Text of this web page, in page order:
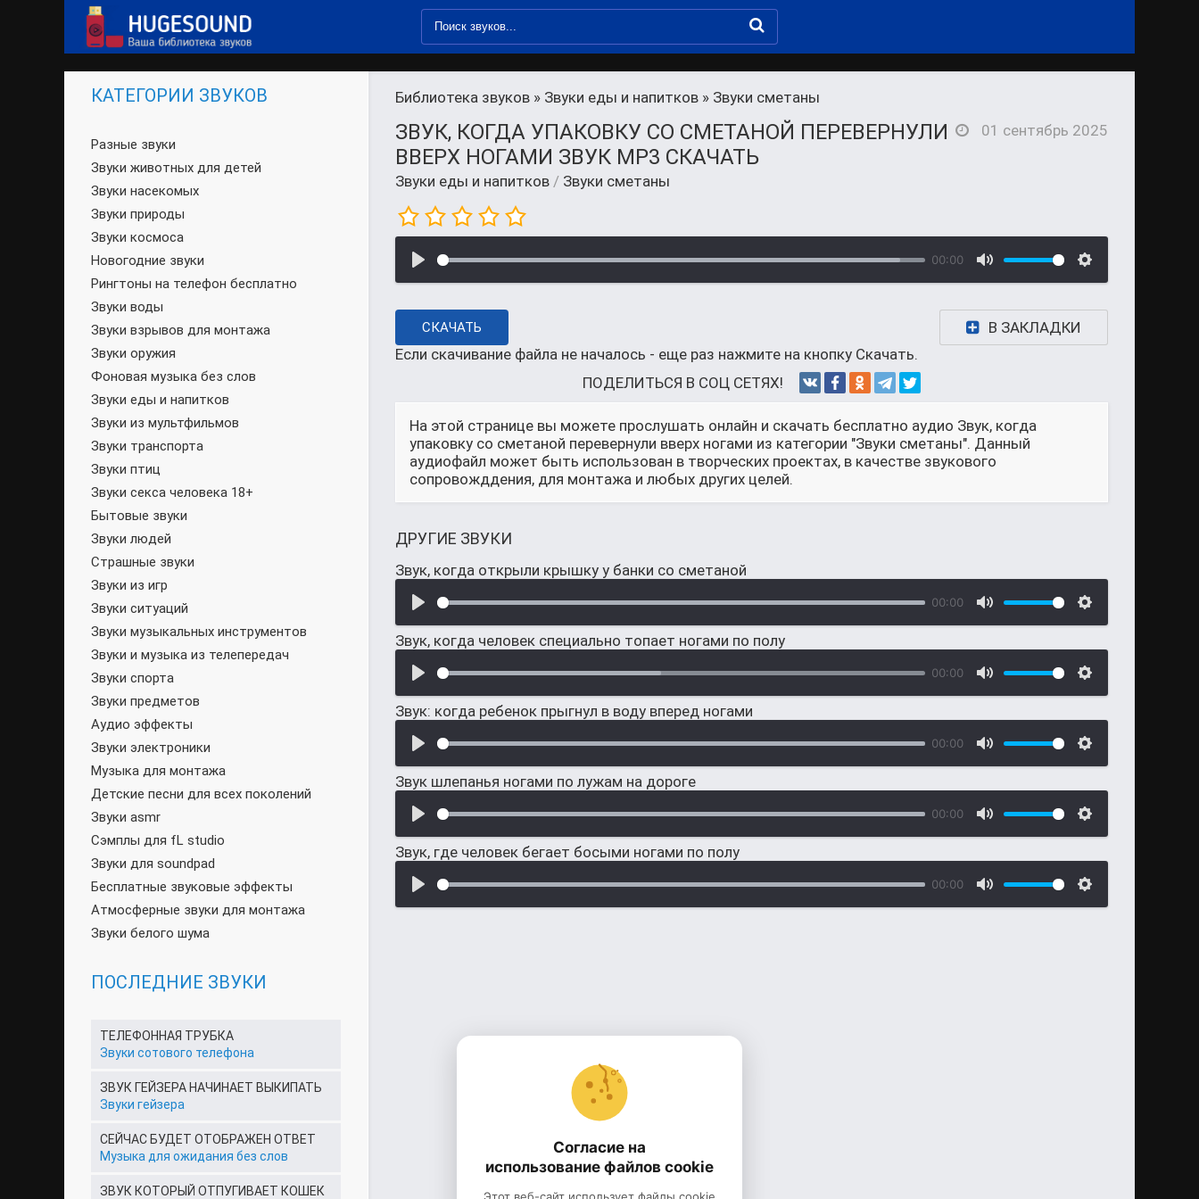
Библиотека звуков » Звуки еды и напитков » Звуки сметаны
ЗВУК, КОГДА УПАКОВКУ СО СМЕТАНОЙ ПЕРЕВЕРНУЛИ
ВВЕРХ НОГАМИ ЗВУК MP3 СКАЧАТЬ
Звуки еды и напитков / Звуки сметаны
01 сентябрь 2025
00:00
СКАЧАТЬ
В ЗАКЛАДКИ
Если скачивание файла не началось - еще раз нажмите на кнопку Скачать.
ПОДЕЛИТЬСЯ В СОЦ СЕТЯХ!
На этой странице вы можете прослушать онлайн и скачать бесплатно аудио Звук, когда
упаковку со сметаной перевернули вверх ногами из категории "Звуки сметаны". Данный
аудиофайл может быть использован в творческих проектах, в качестве звукового
сопровожддения, для монтажа и любых других целей.
ДРУГИЕ ЗВУКИ
Звук, когда открыли крышку у банки со сметаной
00:00
Звук, когда человек специально топает ногами по полу
00:00
Звук: когда ребенок прыгнул в воду вперед ногами
00:00
Звук шлепанья ногами по лужам на дороге
00:00
Звук, где человек бегает босыми ногами по полу
00:00
КАТЕГОРИИ ЗВУКОВ
Разные звуки
Звуки животных для детей
Звуки насекомых
Звуки природы
Звуки космоса
Новогодние звуки
Рингтоны на телефон бесплатно
Звуки воды
Звуки взрывов для монтажа
Звуки оружия
Фоновая музыка без слов
Звуки еды и напитков
Звуки из мультфильмов
Звуки транспорта
Звуки птиц
Звуки секса человека 18+
Бытовые звуки
Звуки людей
Страшные звуки
Звуки из игр
Звуки ситуаций
Звуки музыкальных инструментов
Звуки и музыка из телепередач
Звуки спорта
Звуки предметов
Аудио эффекты
Звуки электроники
Музыка для монтажа
Детские песни для всех поколений
Звуки asmr
Сэмплы для fL studio
Звуки для soundpad
Бесплатные звуковые эффекты
Атмосферные звуки для монтажа
Звуки белого шума
ПОСЛЕДНИЕ ЗВУКИ
ТЕЛЕФОННАЯ ТРУБКА
Звуки сотового телефона
ЗВУК ГЕЙЗЕРА НАЧИНАЕТ ВЫКИПАТЬ
Звуки гейзера
СЕЙЧАС БУДЕТ ОТОБРАЖЕН ОТВЕТ
Музыка для ожидания без слов
ЗВУК КОТОРЫЙ ОТПУГИВАЕТ КОШЕК
Согласие на
использование файлов cookie